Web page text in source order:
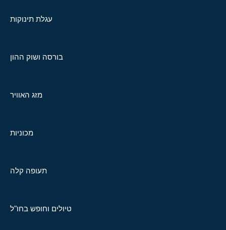
עגלת תינוקות
בורסה ושוק ההון
מזג האוויר
מכוניות
תעופה קלה
טיולים וחופש בחו"ל